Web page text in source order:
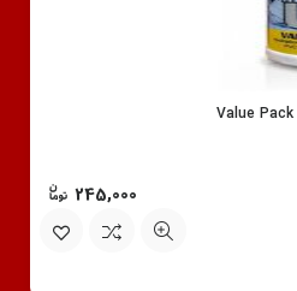
245,000